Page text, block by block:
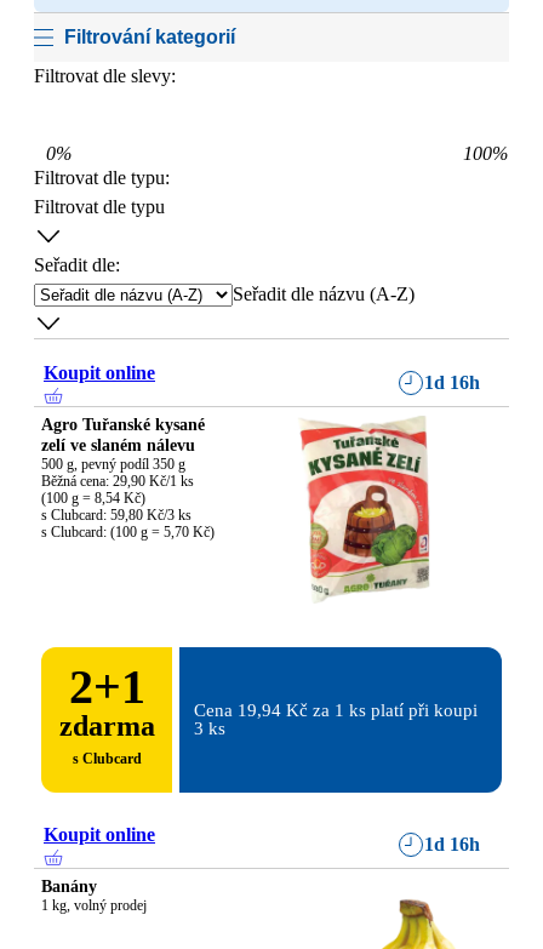
Filtrování kategorií
Filtrovat dle slevy:
0% 100%
Filtrovat dle typu:
Filtrovat dle typu
Seřadit dle:
Seřadit dle názvu (A-Z)
Koupit online 1d 16h
Agro Tuřanské kysané
zelí ve slaném nálevu
500 g, pevný podíl 350 g
Běžná cena: 29,90 Kč/1 ks
(100 g = 8,54 Kč)
s Clubcard: 59,80 Kč/3 ks
s Clubcard: (100 g = 5,70 Kč)
2+1
zdarma
s Clubcard
Cena 19,94 Kč za 1 ks platí při koupi
3 ks
Koupit online 1d 16h
Banány
1 kg, volný prodej